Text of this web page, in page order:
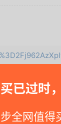
已过时
全网值得